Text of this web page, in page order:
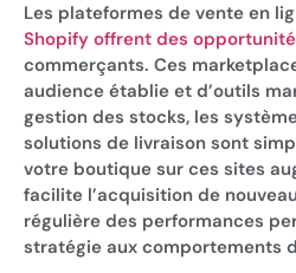
Les plateformes de vente en
Shopify offrent des
commerçants. Ces
audience établie et d’outils
gestion des stocks, les
solutions de livraison sont
votre boutique sur ces sites
facilite l’acquisition de
régulière des performances
stratégie aux comportements